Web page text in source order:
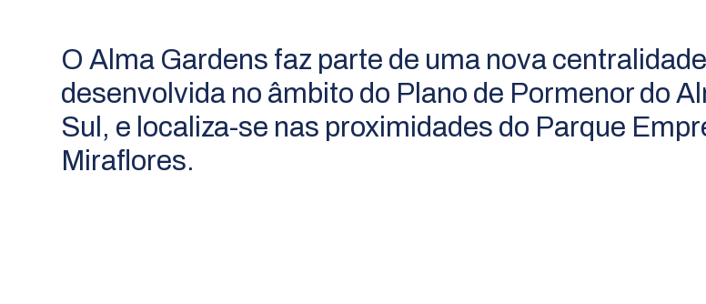
O Alma Gardens faz parte de uma nova
desenvolvida no âmbito do Plano de Pormenor do
Sul, e localiza-se nas proximidades do Parque
Miraflores.